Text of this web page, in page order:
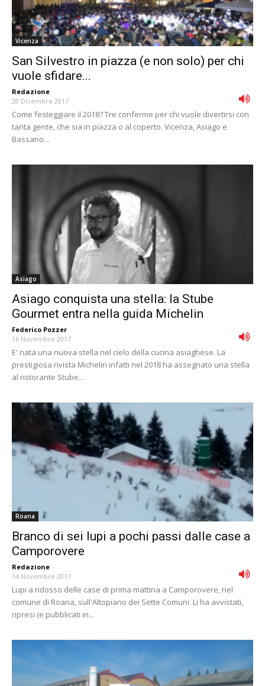
Vicenza
San Silvestro in piazza (e non solo) per chi
vuole sfidare...
Redazione -
28 Dicembre 2017
Come festeggiare il 2018? Tre conferme per chi vuole divertirsi con
tanta gente, che sia in piazza o al coperto. Vicenza, Asiago e
Bassano...
Asiago
Asiago conquista una stella: la Stube
Gourmet entra nella guida Michelin
Federico Pozzer -
16 Novembre 2017
E' nata una nuova stella nel cielo della cucina asiaghese. La
prestigiosa rivista Michelin infatti nel 2018 ha assegnato una stella
al ristorante Stube...
Roana
Branco di sei lupi a pochi passi dalle case a
Camporovere
Redazione -
14 Novembre 2017
Lupi a ridosso delle case di prima mattina a Camporovere, nel
comune di Roana, sull'Altopiano dei Sette Comuni. Li ha avvistati,
ripresi (e pubblicati in...